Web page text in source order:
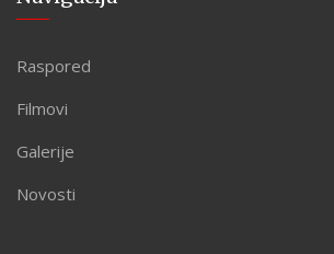
Raspored
Filmovi
Galerije
Novosti